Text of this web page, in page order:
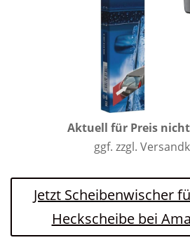
Aktuell für Preis
ggf. zzgl.
Jetzt Scheibenwischer
Heckscheibe bei